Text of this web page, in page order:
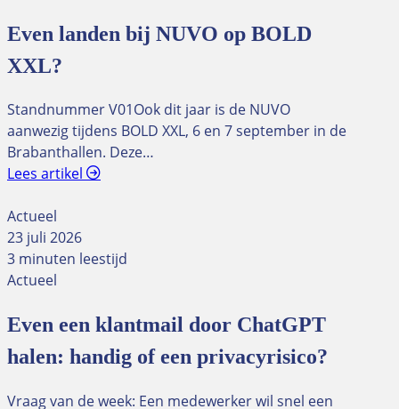
Even landen bij NUVO op BOLD
XXL?
Standnummer V01Ook dit jaar is de NUVO
aanwezig tijdens BOLD XXL, 6 en 7 september in de
Brabanthallen. Deze…
Lees artikel
Actueel
23 juli 2026
3 minuten leestijd
Actueel
Even een klantmail door ChatGPT
halen: handig of een privacyrisico?
Vraag van de week: Een medewerker wil snel een